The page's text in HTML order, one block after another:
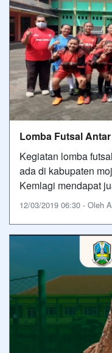
Lomba Futsal
Kegiatan lomba
ada di kabupaten
Kemlagi mendapat
12/03/2019 06:30 - Oleh